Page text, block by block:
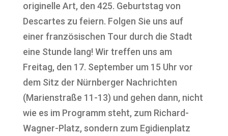
originelle Art, den 425. Geburtstag von
Descartes zu feiern. Folgen Sie uns auf
einer französischen Tour durch die Stadt
eine Stunde lang! Wir treffen uns am
Freitag, den 17. September um 15 Uhr vor
dem Sitz der Nürnberger Nachrichten
(Marienstraße 11-13) und gehen dann, nicht
wie es im Programm steht, zum Richard-
Wagner-Platz, sondern zum Egidienplatz